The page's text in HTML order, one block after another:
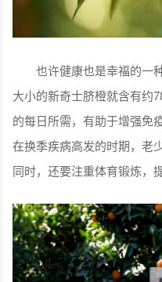
也许健康也是幸福的一
大小的新奇士脐橙就含有约
的每日所需，有助于增强免
在换季疾病高发的时期，老
同时，还要注重体育锻炼，